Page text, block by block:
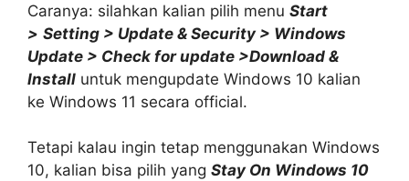
Caranya: silahkan kalian pilih menu Start
> Setting > Update & Security > Windows
Update > Check for update >Download &
Install untuk mengupdate Windows 10 kalian
ke Windows 11 secara official.
Tetapi kalau ingin tetap menggunakan Windows
10, kalian bisa pilih yang Stay On Windows 10